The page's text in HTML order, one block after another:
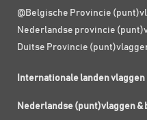
@Belgische Provincie
Nederlandse provincie
Duitse Provincie
Internationale landen vlaggen
Nederlandse (punt)vlaggen &